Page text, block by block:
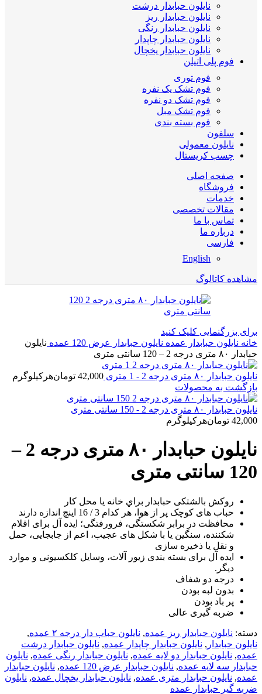
نایلون حبابدار درشت
نایلون حبابدار ریز
نایلون حبابدار رنگی
نایلون حبابدار چاپدار
نایلون حبابدار یخچال
فوم پلی اتیلن
فوم توری
فوم تشک یک نفره
فوم تشک دو نفره
فوم تشک مبل
فوم بسته بندی
سلفون
نایلون معمولی
چسب کریستال
صفحه اصلی
فروشگاه
خدمات
مقالات تخصصی
تماس با ما
درباره ما
فارسی
English
مشاهده کاتالوگ
برای بزرگنمایی کلیک کنید
خانه نایلون حبابدار عمده نایلون حبابدار عرض 120 عمده
نایلون
حبابدار ۸۰ متری درجه 2 – 120 سانتی متری
نایلون حبابدار ۸۰ متری درجه 2 - 1 متری 42,000 تومانهرکیلوگرم
بازگشت به محصولات
نایلون حبابدار ۸۰ متری درجه 2 - 150 سانتی متری
42,000 تومانهرکیلوگرم
نایلون حبابدار ۸۰ متری درجه 2 –
120 سانتی متری
روکش بالشتکی حبابدار براي خانه يا محل کار
حباب های کوچک پر از هوا، هر کدام 3 / 16 اينچ اندازه دارند
محافظت در برابر شکستگی، فرورفتگی؛ ايده آل برای اقلام
شکننده، سنگين يا با شکل های عجيب، اعم از جابجايی، حمل
و نقل يا ذخيره سازی
ایده آل برای بسته بندی زیور آلات، وسایل کلکسیونی و موارد
دیگر.
درجه دو شفاف
بدون لبه بودن
پر باد بودن
ضربه گیری عالی
دسته: نایلون حبابدار ریز عمده, نایلون حباب دار درجه ۲ عمده
,
نایلون حبابدار , نایلون حبابدار چاپدار عمده, نایلون حبابدار درشت
عمده, نایلون حبابدار دو لایه عمده, نایلون حبابدار رنگی عمده, نایلون
حبابدار سه لایه عمده, نایلون حبابدار عرض 120 عمده , نایلون حبابدار
عمده, نایلون حبابدار متری عمده, نایلون حبابدار یخچال عمده, نایلون
ضربه گیر حبابدار عمده